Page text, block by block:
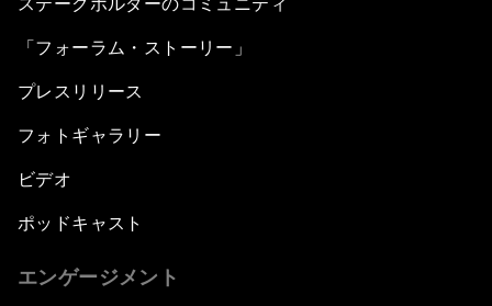
ステークホルダーのコミュニティ
「フォーラム・ストーリー」
プレスリリース
フォトギャラリー
ビデオ
ポッドキャスト
エンゲージメント